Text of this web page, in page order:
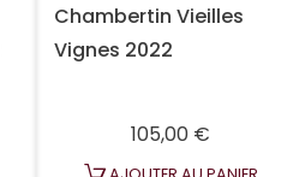
Chambertin Vieilles
Vignes 2022
105,00 €